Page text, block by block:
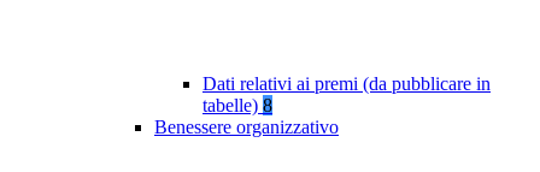
Dati relativi ai premi (da pubblicare in
tabelle) 8
Benessere organizzativo